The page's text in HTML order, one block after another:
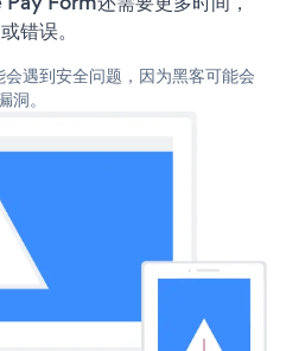
错误。
遇到安全问题，因为黑客可能会
。